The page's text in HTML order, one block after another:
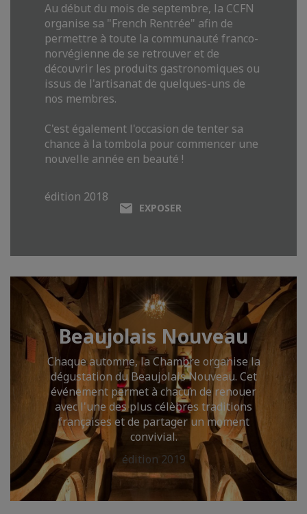
Au début du mois de septembre, la CCFN
organise sa "French Rentrée" afin de
permettre à toute la communauté franco-
norvégienne de se retrouver et de
découvrir les produits gastronomiques ou
issus de l'artisanat de quelques-uns de
nos membres.
C'est également l'occasion de tenter sa
chance à la tombola pour commencer une
nouvelle année en beauté !
édition 2018
EXPOSER
Beaujolais Nouveau
Chaque automne, la Chambre organise la
dégustation du Beaujolais Nouveau. Cet
événement permet à chacun de renouer
avec l'une des plus célèbres traditions
françaises et de partager un moment
convivial.
édition 2019